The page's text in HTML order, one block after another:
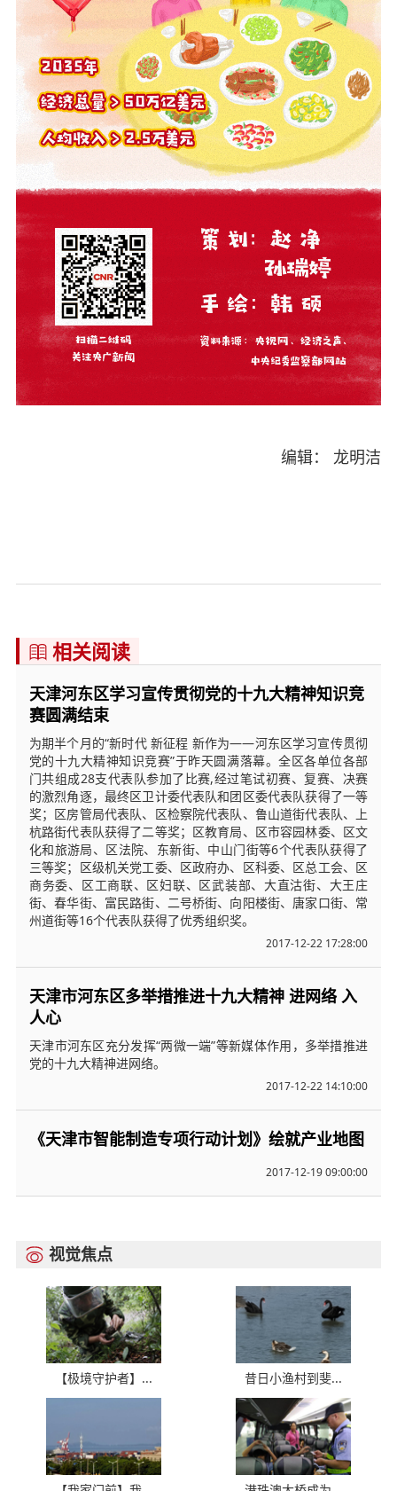
编辑： 龙明洁
 相关阅读
天津河东区学习宣传贯彻党的十九大精神知识竞
赛圆满结束
为期半个月的“新时代 新征程 新作为——河东区学习宣传贯彻
党的十九大精神知识竞赛”于昨天圆满落幕。全区各单位各部
门共组成28支代表队参加了比赛,经过笔试初赛、复赛、决赛
的激烈角逐，最终区卫计委代表队和团区委代表队获得了一等
奖；区房管局代表队、区检察院代表队、鲁山道街代表队、上
杭路街代表队获得了二等奖；区教育局、区市容园林委、区文
化和旅游局、区法院、东新街、中山门街等6个代表队获得了
三等奖；区级机关党工委、区政府办、区科委、区总工会、区
商务委、区工商联、区妇联、区武装部、大直沽街、大王庄
街、春华街、富民路街、二号桥街、向阳楼街、唐家口街、常
州道街等16个代表队获得了优秀组织奖。
2017-12-22 17:28:00
天津市河东区多举措推进十九大精神 进网络 入
人心
天津市河东区充分发挥“两微一端”等新媒体作用，多举措推进
党的十九大精神进网络。
2017-12-22 14:10:00
《天津市智能制造专项行动计划》绘就产业地图
2017-12-19 09:00:00
 视觉焦点
【极境守护者】... 昔日小渔村到斐...